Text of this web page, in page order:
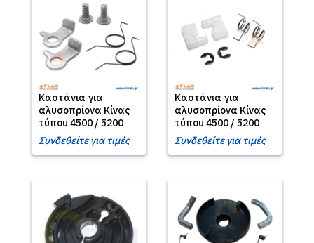
Καστάνια για
αλυσοπρίονα Κίνας
τύπου 4500 / 5200
Συνδεθείτε για τιμές
Καστάνια για
αλυσοπρίονα Κίνας
τύπου 4500 / 5200
Συνδεθείτε για τιμές